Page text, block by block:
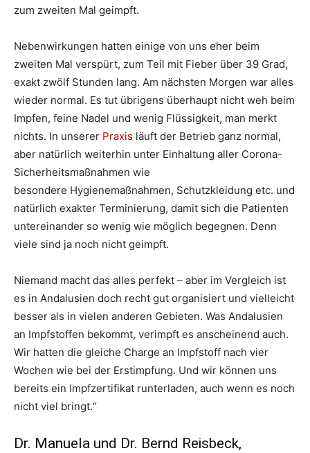
zum zweiten Mal geimpft.
Nebenwirkungen hatten einige von uns eher beim
zweiten Mal verspürt, zum Teil mit Fieber über 39 Grad,
exakt zwölf Stunden lang. Am nächsten Morgen war alles
wieder normal. Es tut übrigens überhaupt nicht weh beim
Impfen, feine Nadel und wenig Flüssigkeit, man merkt
nichts. In unserer Praxis läuft der Betrieb ganz normal,
aber natürlich weiterhin unter Einhaltung aller Corona-
Sicherheitsmaßnahmen wie
besondere Hygienemaßnahmen, Schutzkleidung etc. und
natürlich exakter Terminierung, damit sich die Patienten
untereinander so wenig wie möglich begegnen. Denn
viele sind ja noch nicht geimpft.
Niemand macht das alles perfekt – aber im Vergleich ist
es in Andalusien doch recht gut organisiert und vielleicht
besser als in vielen anderen Gebieten. Was Andalusien
an Impfstoffen bekommt, verimpft es anscheinend auch.
Wir hatten die gleiche Charge an Impfstoff nach vier
Wochen wie bei der Erstimpfung. Und wir können uns
bereits ein Impfzertifikat runterladen, auch wenn es noch
nicht viel bringt.“
Dr. Manuela und Dr. Bernd Reisbeck,